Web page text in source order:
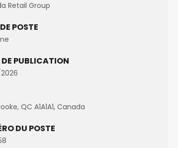
Retail Group
POSTE
PUBLICATION
QC A1A1A1, Canada
DU POSTE